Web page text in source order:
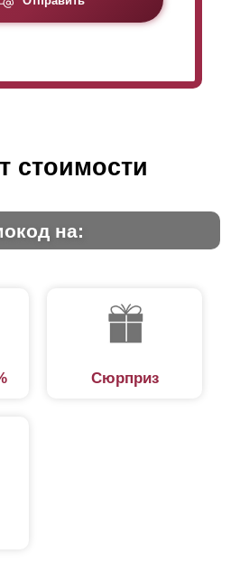
стоимости
на:
Сюрприз